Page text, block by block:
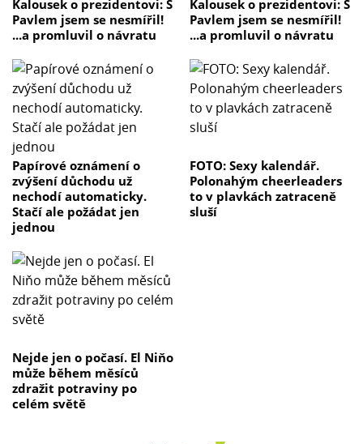
Kalousek o prezidentovi: S
Pavlem jsem se nesmířil!
...a promluvil o návratu
Kalousek o prezidentovi: S
Pavlem jsem se nesmířil!
...a promluvil o návratu
Papírové oznámení o
zvýšení důchodu už
nechodí automaticky.
Stačí ale požádat jen
jednou
FOTO: Sexy kalendář.
Polonahým cheerleaders
to v plavkách zatraceně
sluší
Nejde jen o počasí. El Niňo
může během měsíců
zdražit potraviny po
celém světě